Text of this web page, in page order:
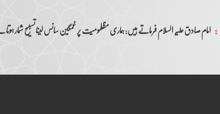
: امام صادق علیہ السلام فرماتے ہیں: ہماری مظلمومیت پر غمگین سانس لینا تسبیح شمار